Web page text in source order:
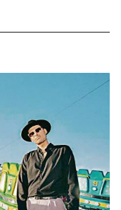
Luis, a los 76